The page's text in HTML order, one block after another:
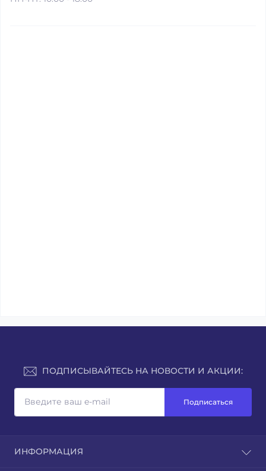
ПОДПИСЫВАЙТЕСЬ НА НОВОСТИ И АКЦИИ:
Подписаться
ИНФОРМАЦИЯ